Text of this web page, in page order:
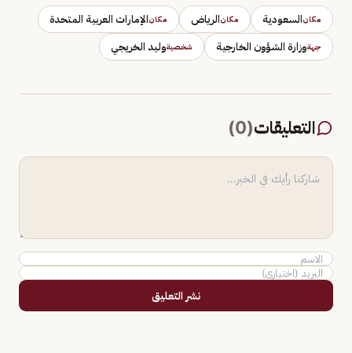
مكانالسعودية مكانالرياض مكانالإمارات العربية المتحدة
جهةوزارة الشؤون الخارجية شخصيةوليد الخريجي
التعليقات(
0
)
نشر التعليق